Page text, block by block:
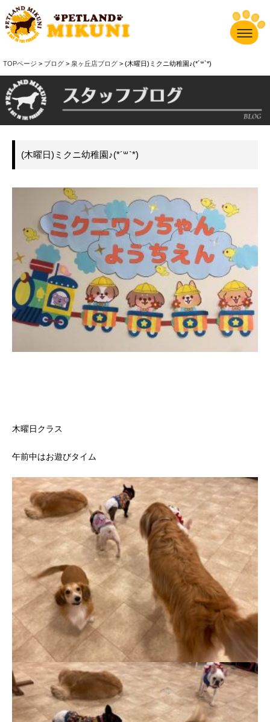
TOPページ > ブログ > 泉ヶ丘店ブログ > (木曜日)ミクニ幼稚園♪(*´꒳`*)
(木曜日)ミクニ幼稚園♪(*´꒳`*)
木曜日クラス
午前中はお遊びタイム